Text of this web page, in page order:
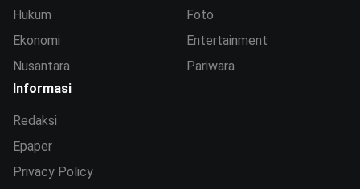
Hukum
Ekonomi
Nusantara
Foto
Entertainment
Pariwara
Informasi
Redaksi
Epaper
Privacy Policy